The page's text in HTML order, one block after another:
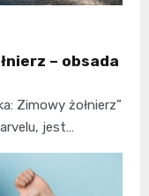
– obsada
Zimowy żołnierz”
jest…